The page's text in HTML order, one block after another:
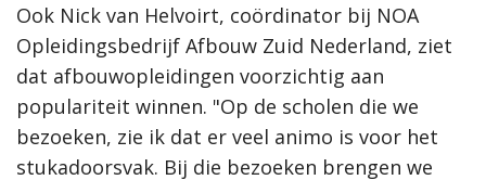
Ook Nick van Helvoirt, coördinator bij NOA
Opleidingsbedrijf Afbouw Zuid Nederland, ziet
dat afbouwopleidingen voorzichtig aan
populariteit winnen. "Op de scholen die we
bezoeken, zie ik dat er veel animo is voor het
stukadoorsvak. Bij die bezoeken brengen we